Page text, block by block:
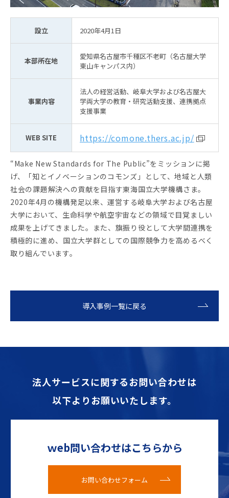
設立 2020年4月1日
本部所在地
愛知県名古屋市千種区不老町（名古屋大学
東山キャンパス内）
事業内容
法人の経営活動、岐阜大学および名古屋大
学両大学の教育・研究活動支援、連携拠点
支援事業
WEB SITE https://comone.thers.ac.jp/
“Make New Standards for The Public”をミッションに掲
げ、「知とイノベーションのコモンズ」として、地域と人類
社会の課題解決への貢献を目指す東海国立大学機構さま。
2020年4月の機構発足以来、運営する岐阜大学および名古屋
大学において、生命科学や航空宇宙などの領域で目覚ましい
成果を上げてきました。また、旗振り役として大学間連携を
積極的に進め、国立大学群としての国際競争力を高めるべく
取り組んでいます。
導入事例一覧に戻る
法人サービスに関するお問い合わせは
以下よりお願いいたします。
ｗeb問い合わせはこちらから
お問い合わせフォーム